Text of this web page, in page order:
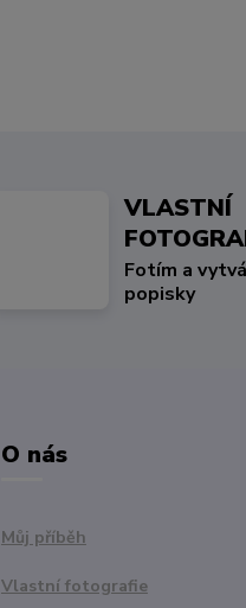
VLASTNÍ
Fotím a
popisky
O nás
Můj příběh
Vlastní fotografie